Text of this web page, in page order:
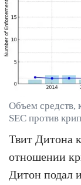
Объем средств,
SEC против
Твит Дитона
отношении
Дитон подал